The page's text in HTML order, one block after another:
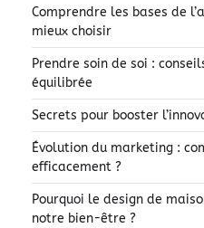
Comprendre les bases de
mieux choisir
Prendre soin de soi :
équilibrée
Secrets pour booster
Évolution du marketing :
efficacement ?
Pourquoi le design de
notre bien-être ?